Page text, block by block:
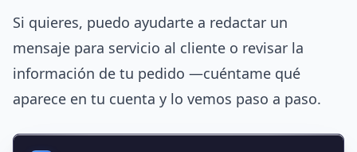
Si quieres, puedo ayudarte a redactar un
mensaje para servicio al cliente o revisar la
información de tu pedido —cuéntame qué
aparece en tu cuenta y lo vemos paso a paso.